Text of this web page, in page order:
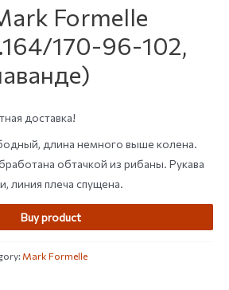
Formelle
170-96-102,
доставка!
длина немного выше колена.
обтачкой из рибаны. Рукава
линия плеча спущена.
Buy product
Mark Formelle